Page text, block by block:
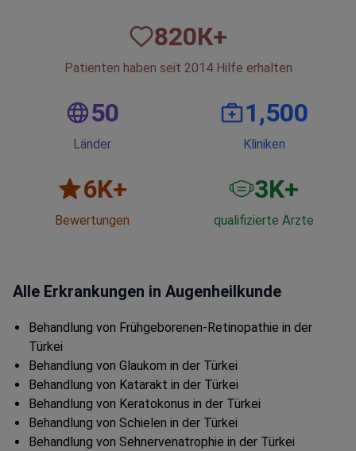
820К+
Patienten haben seit 2014 Hilfe erhalten
50
Länder
1,500
Kliniken
6K+
Bewertungen
3K+
qualifizierte Ärzte
Alle Erkrankungen in Augenheilkunde
Behandlung von Frühgeborenen-Retinopathie in der
Türkei
Behandlung von Glaukom in der Türkei
Behandlung von Katarakt in der Türkei
Behandlung von Keratokonus in der Türkei
Behandlung von Schielen in der Türkei
Behandlung von Sehnervenatrophie in der Türkei